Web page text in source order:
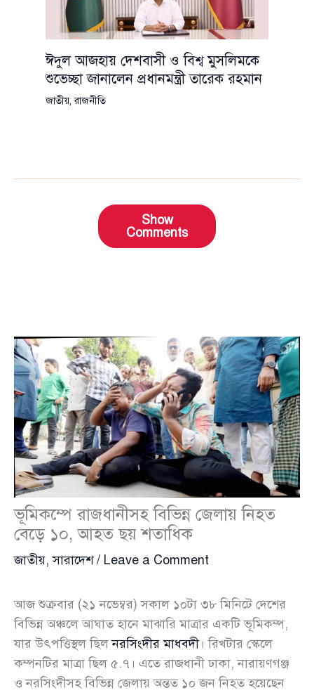
ঈদুল আজহায় দেশবাসী ও বিশ্ব মুসলিমকে
শুভেচ্ছা জানালেন প্রধানমন্ত্রী তারেক রহমান
জাতীয়,রাজনীতি
Show
Comments
ভূমিকম্পে রাজধানীসহ বিভিন্ন জেলায় নিহত
বেড়ে ১০, আহত ছয় শতাধিক
জাতীয়,সারাদেশ/ Leave a Comment
আজ শুক্রবার (২১ নভেম্বর) সকাল ১০টা ৩৮ মিনিটে দেশের
বিভিন্ন অঞ্চলে আঘাত হানে মাঝারি মাত্রার একটি ভূমিকম্প,
যার উৎপত্তিস্থল ছিলনরসিংদীর মাধবদী। রিখটার স্কেলে
কম্পনটির মাত্রা ছিল ৫.৭। এতে রাজধানী ঢাকা, নারায়ণগঞ্জ
ও নরসিংদীসহ বিভিন্ন জেলায় অন্তত ১০ জন নিহত হয়েছেন